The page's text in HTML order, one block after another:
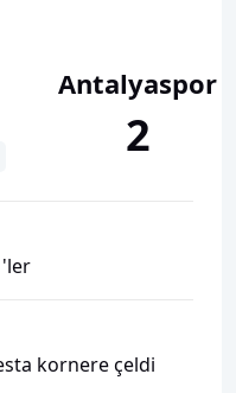
Antalyaspor
2
kornere çeldi